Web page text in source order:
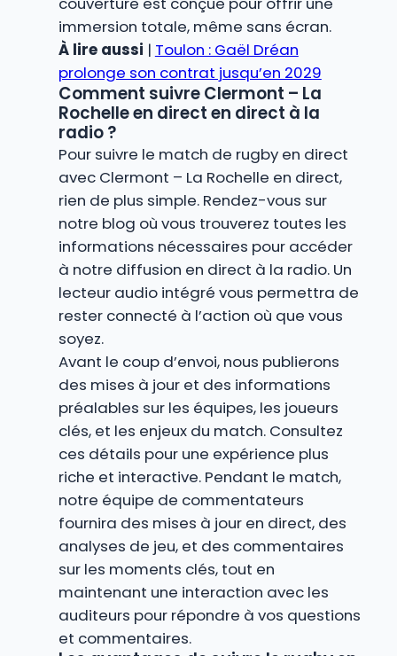
immersion totale, même sans écran.
À lire aussi | Toulon : Gaël Dréan
prolonge son contrat jusqu’en 2029
Comment suivre Clermont – La
Rochelle en direct en direct à la
radio ?
Pour suivre le match de rugby en direct
avec Clermont – La Rochelle en direct,
rien de plus simple. Rendez-vous sur
notre blog où vous trouverez toutes les
informations nécessaires pour accéder
à notre diffusion en direct à la radio. Un
lecteur audio intégré vous permettra de
rester connecté à l’action où que vous
soyez.
Avant le coup d’envoi, nous publierons
des mises à jour et des informations
préalables sur les équipes, les joueurs
clés, et les enjeux du match. Consultez
ces détails pour une expérience plus
riche et interactive. Pendant le match,
notre équipe de commentateurs
fournira des mises à jour en direct, des
analyses de jeu, et des commentaires
sur les moments clés, tout en
maintenant une interaction avec les
auditeurs pour répondre à vos questions
et commentaires.